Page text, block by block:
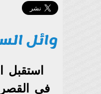
وائل
استقبل
في